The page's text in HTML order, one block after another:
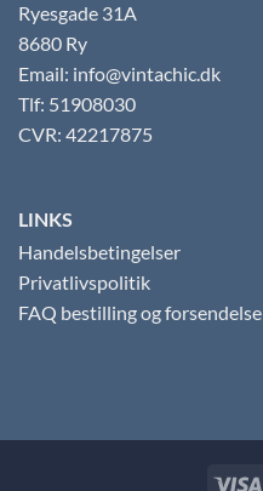
Ryesgade 31A
8680 Ry
Email: info@vintachic.dk
Tlf: 51908030
CVR: 42217875
LINKS
Handelsbetingelser
Privatlivspolitik
FAQ bestilling og forsendelse